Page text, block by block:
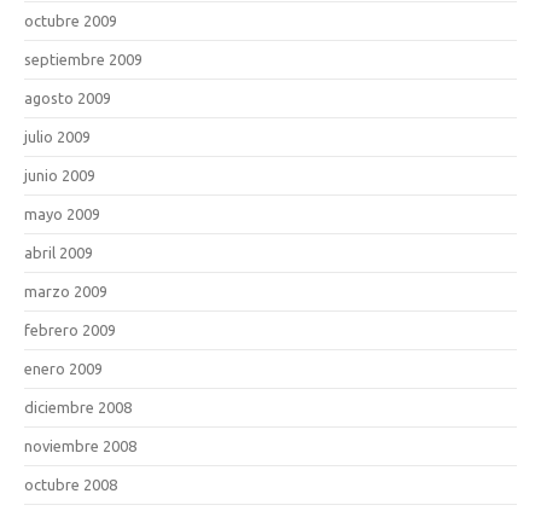
octubre 2009
septiembre 2009
agosto 2009
julio 2009
junio 2009
mayo 2009
abril 2009
marzo 2009
febrero 2009
enero 2009
diciembre 2008
noviembre 2008
octubre 2008